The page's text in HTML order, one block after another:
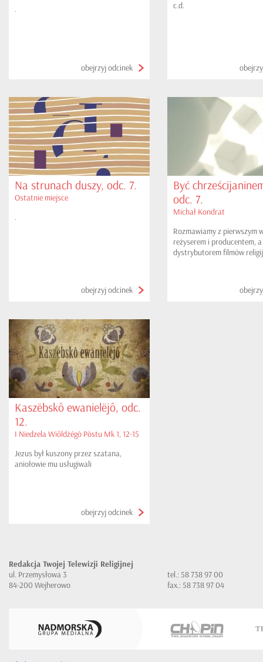
.
obejrzyj odcinek
c.d.
Na strunach duszy, odc. 7.
Ostatnie miejsce
.
obejrzyj odcinek
Być
odc. 7.
Michał Kondrat
Rozmawiamy z pierwszym
reżyserem i producentem,
dystrybutorem filmów
Kaszëbskô ewanielëjô, odc.
12.
I Niedzela Wiôldżégò Pòstu Mk 1, 12-15
Jezus był kuszony przez szatana,
aniołowie mu usługiwali
obejrzyj odcinek
Redakcja Twojej Telewizji Religijnej
ul. Przemysłowa 3
84-200 Wejherowo
tel.: 58 738 97 00
fax.: 58 738 97 04